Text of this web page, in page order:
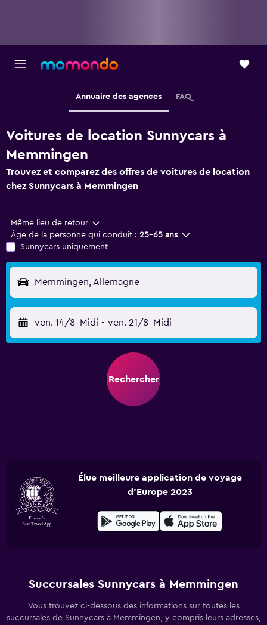
Annuaire des agences FAQ
Voitures de location Sunnycars à
Memmingen
Trouvez et comparez des offres de voitures de location
chez Sunnycars à Memmingen
Même lieu de retour
Âge de la personne qui conduit : 25-65 ans
Sunnycars uniquement
Memmingen, Allemagne
ven. 14/8 Midi - ven. 21/8 Midi
Rechercher
Élue meilleure application de voyage
d'Europe 2023
Succursales Sunnycars à Memmingen
Vous trouvez ci-dessous des informations sur toutes les
succursales de Sunnycars à Memmingen, y compris leurs adresses,